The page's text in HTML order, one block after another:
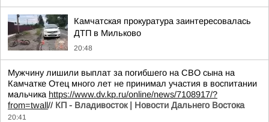
Камчатская прокуратура заинтересовалась
ДТП в Мильково
20:48
Мужчину лишили выплат за погибшего на СВО сына на
Камчатке Отец много лет не принимал участия в воспитании
мальчика https://www.dv.kp.ru/online/news/7108917/?
from=twall// КП - Владивосток | Новости Дальнего Востока
20:41